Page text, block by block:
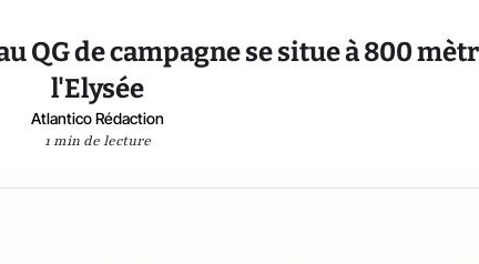
QG de campagne se situe à 800
l'Elysée
Atlantico Rédaction
1 min de lecture